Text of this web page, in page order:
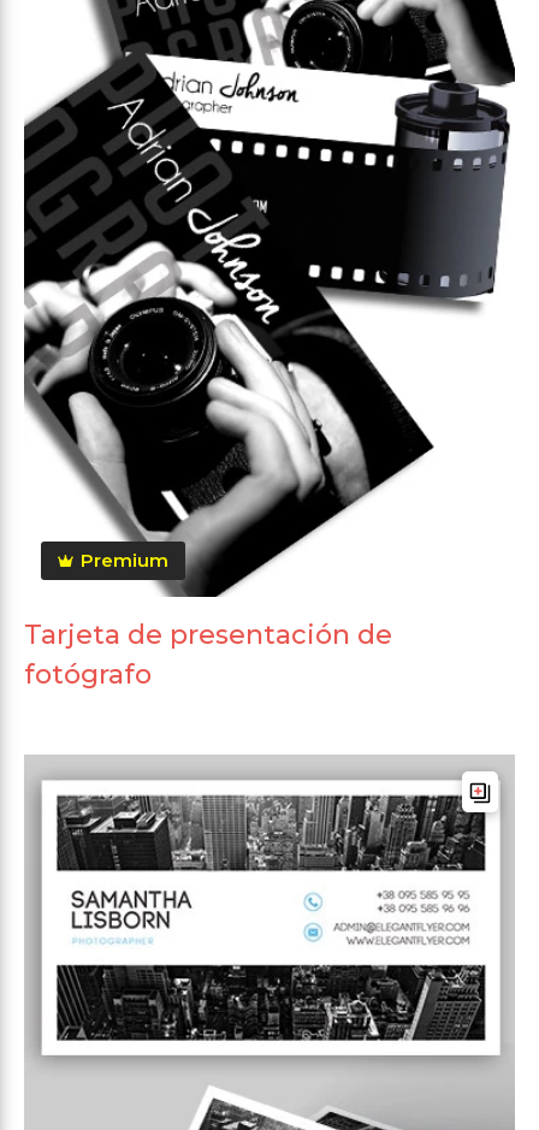
Premium
Tarjeta de presentación de
fotógrafo